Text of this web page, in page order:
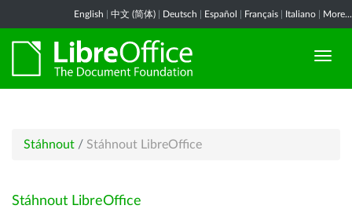
English 中文 (简体) Deutsch Español Français Italiano More...
Stáhnout / Stáhnout LibreOffice
Stáhnout LibreOffice